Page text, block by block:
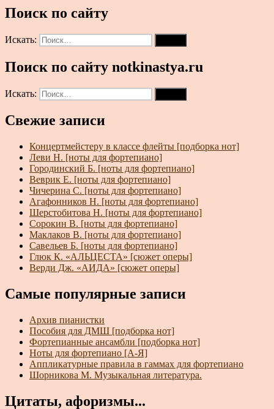
Поиск по сайту
Искать:
Поиск по сайту notkinastya.ru
Искать:
Свежие записи
Концертмейстеру в классе флейты [подборка нот]
Леви Н. [ноты для фортепиано]
Городинский Б. [ноты для фортепиано]
Веврик Е. [ноты для фортепиано]
Чичерина С. [ноты для фортепиано]
Агафонников Н. [ноты для фортепиано]
Шерстобитова Н. [ноты для фортепиано]
Сорокин В. [ноты для фортепиано]
Маклаков В. [ноты для фортепиано]
Савельев Б. [ноты для фортепиано]
Глюк К. «АЛЬЦЕСТА» [сюжет оперы]
Верди Дж. «АИДА» [сюжет оперы]
Самые популярные записи
Архив пианистки
Пособия для ДМШ [подборка нот]
Фортепианные ансамбли [подборка нот]
Ноты для фортепиано [А-Я]
Аппликатурные правила в гаммах для фортепиано
Шорникова М. Музыкальная литература.
Цитаты, афоризмы...